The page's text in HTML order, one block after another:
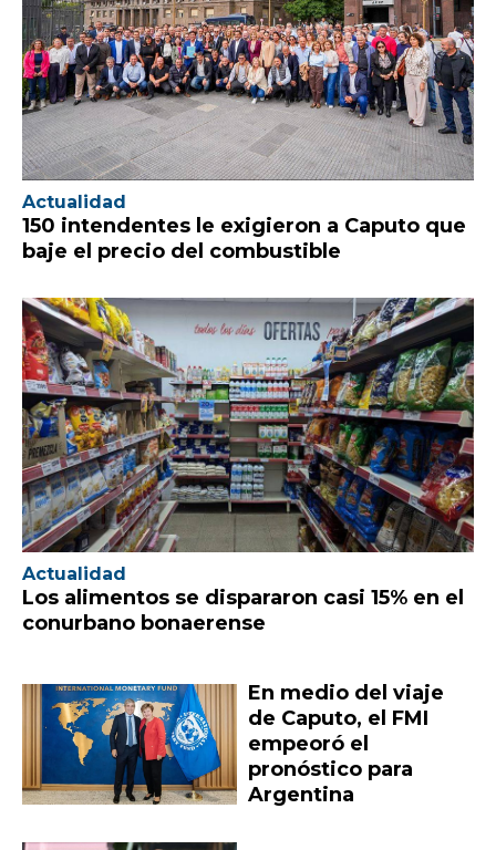
Actualidad
150 intendentes le exigieron a Caputo que
baje el precio del combustible
Actualidad
Los alimentos se dispararon casi 15% en el
conurbano bonaerense
En medio del viaje
de Caputo, el FMI
empeoró el
pronóstico para
Argentina